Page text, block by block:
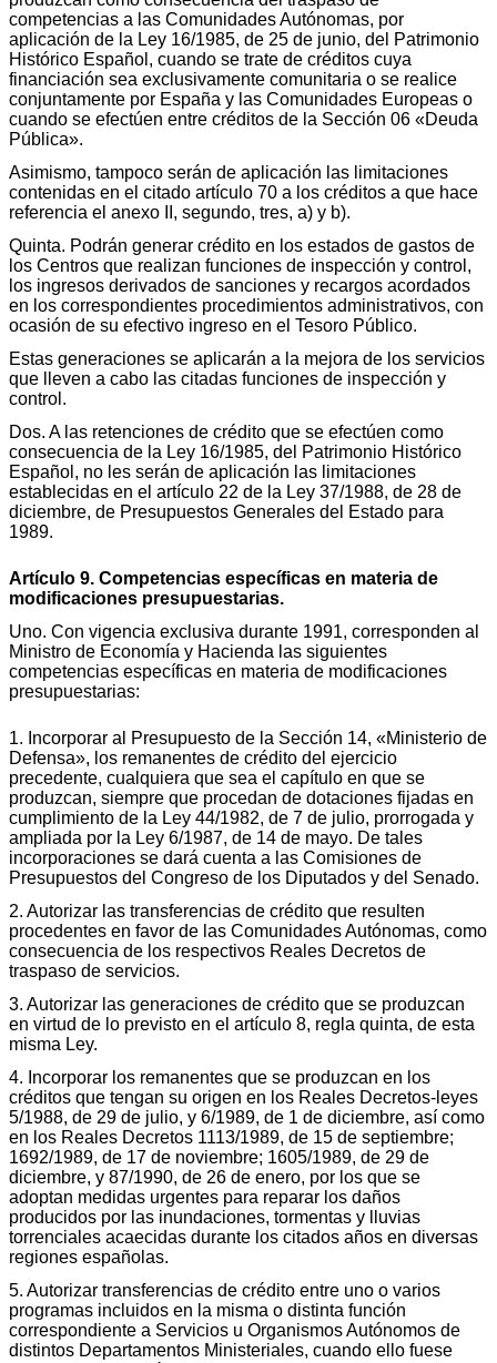
competencias a las Comunidades Autónomas, por
aplicación de la Ley 16/1985, de 25 de junio, del Patrimonio
Histórico Español, cuando se trate de créditos cuya
financiación sea exclusivamente comunitaria o se realice
conjuntamente por España y las Comunidades Europeas o
cuando se efectúen entre créditos de la Sección 06 «Deuda
Pública».
Asimismo, tampoco serán de aplicación las limitaciones
contenidas en el citado artículo 70 a los créditos a que hace
referencia el anexo II, segundo, tres, a) y b).
Quinta. Podrán generar crédito en los estados de gastos de
los Centros que realizan funciones de inspección y control,
los ingresos derivados de sanciones y recargos acordados
en los correspondientes procedimientos administrativos, con
ocasión de su efectivo ingreso en el Tesoro Público.
Estas generaciones se aplicarán a la mejora de los servicios
que lleven a cabo las citadas funciones de inspección y
control.
Dos. A las retenciones de crédito que se efectúen como
consecuencia de la Ley 16/1985, del Patrimonio Histórico
Español, no les serán de aplicación las limitaciones
establecidas en el artículo 22 de la Ley 37/1988, de 28 de
diciembre, de Presupuestos Generales del Estado para
1989.
Artículo 9. Competencias específicas en materia de
modificaciones presupuestarias.
Uno. Con vigencia exclusiva durante 1991, corresponden al
Ministro de Economía y Hacienda las siguientes
competencias específicas en materia de modificaciones
presupuestarias:
1. Incorporar al Presupuesto de la Sección 14, «Ministerio de
Defensa», los remanentes de crédito del ejercicio
precedente, cualquiera que sea el capítulo en que se
produzcan, siempre que procedan de dotaciones fijadas en
cumplimiento de la Ley 44/1982, de 7 de julio, prorrogada y
ampliada por la Ley 6/1987, de 14 de mayo. De tales
incorporaciones se dará cuenta a las Comisiones de
Presupuestos del Congreso de los Diputados y del Senado.
2. Autorizar las transferencias de crédito que resulten
procedentes en favor de las Comunidades Autónomas, como
consecuencia de los respectivos Reales Decretos de
traspaso de servicios.
3. Autorizar las generaciones de crédito que se produzcan
en virtud de lo previsto en el artículo 8, regla quinta, de esta
misma Ley.
4. Incorporar los remanentes que se produzcan en los
créditos que tengan su origen en los Reales Decretos-leyes
5/1988, de 29 de julio, y 6/1989, de 1 de diciembre, así como
en los Reales Decretos 1113/1989, de 15 de septiembre;
1692/1989, de 17 de noviembre; 1605/1989, de 29 de
diciembre, y 87/1990, de 26 de enero, por los que se
adoptan medidas urgentes para reparar los daños
producidos por las inundaciones, tormentas y lluvias
torrenciales acaecidas durante los citados años en diversas
regiones españolas.
5. Autorizar transferencias de crédito entre uno o varios
programas incluidos en la misma o distinta función
correspondiente a Servicios u Organismos Autónomos de
distintos Departamentos Ministeriales, cuando ello fuese